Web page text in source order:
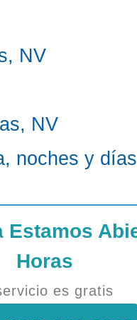
NV
NV
noches y
Estamos
Horas
es gratis